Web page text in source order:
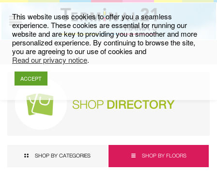
SHOPDIRECTORY
SHOP BY CATEGORIES SHOP BY FLOORS
This website uses cookies to offer you a seamless
experience. These cookies are essential for running our
website and are key to providing you a smoother and more
personalized experience. By continuing to browse the site,
you are agreeing to our use of cookies and
Read our privacy notice.
ACCEPT